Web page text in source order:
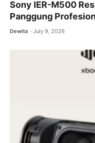
Sony IER-M500
Panggung
Dewita July 9, 2026